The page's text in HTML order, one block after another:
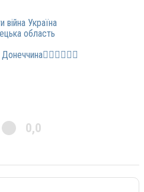
війна Україна
область
Донеччина
0,0